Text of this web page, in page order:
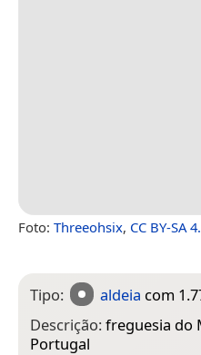
Foto: Threeohsix, CC BY-SA
Tipo: aldeia com
Descrição:freguesia do
Portugal